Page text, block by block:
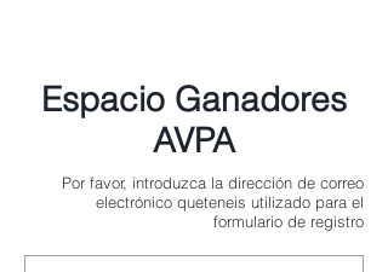
Espacio Ganadores
AVPA
Por favor, introduzca la dirección de correo
electrónico queteneis utilizado para el
formulario de registro